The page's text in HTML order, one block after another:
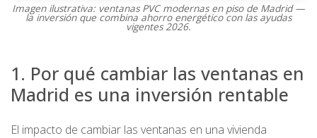
Imagen ilustrativa: ventanas PVC modernas en piso de Madrid —
la inversión que combina ahorro energético con las ayudas
vigentes 2026.
1. Por qué cambiar las ventanas en
Madrid es una inversión rentable
El impacto de cambiar las ventanas en una vivienda